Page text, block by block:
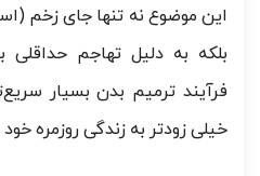
این موضوع نه تنها جای زخم
بلکه به دلیل تهاجم
فرآیند ترمیم بدن بسیار
خیلی زودتر به زندگی روزمره خود